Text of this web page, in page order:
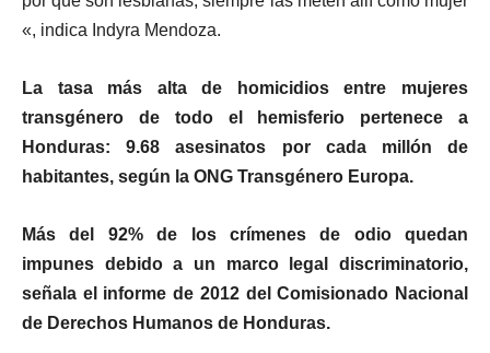
«, indica Indyra Mendoza.
La tasa más alta de homicidios entre mujeres
transgénero de todo el hemisferio pertenece a
Honduras: 9.68 asesinatos por cada millón de
habitantes, según la ONG Transgénero Europa.
Más del 92% de los crímenes de odio quedan
impunes debido a un marco legal discriminatorio,
señala el informe de 2012 del Comisionado Nacional
de Derechos Humanos de Honduras.